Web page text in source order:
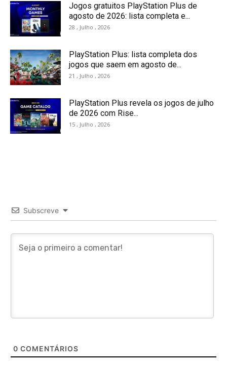
Jogos gratuitos PlayStation Plus de
agosto de 2026: lista completa e...
28 , Julho , 2026
PlayStation Plus: lista completa dos
jogos que saem em agosto de...
21 , Julho , 2026
PlayStation Plus revela os jogos de julho
de 2026 com Rise...
15 , Julho , 2026
Subscreve
0 COMENTÁRIOS